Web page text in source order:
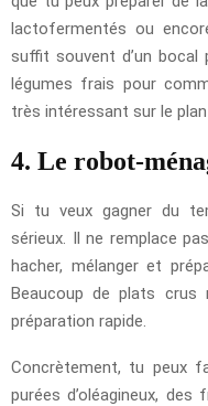
lactofermentés ou
suffit souvent d’un bocal
légumes frais pour
très intéressant sur le
4. Le robot-
Si tu veux gagner du
sérieux. Il ne remplace
hacher, mélanger et
Beaucoup de plats
préparation rapide.
Concrètement, tu peux
purées d’oléagineux,